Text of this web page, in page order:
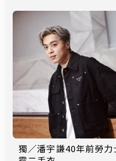
獨／潘宇謙40年前勞